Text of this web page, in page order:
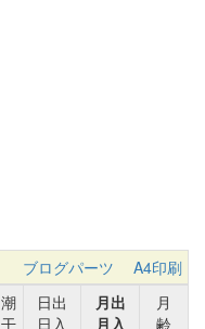
ブログパーツ
A4印刷
潮
干
日出
日入
月出
月入
月
齢